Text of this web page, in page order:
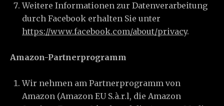
Weitere Informationen zur Datenverarbeitung
durch Facebook erhalten Sie unter
https://www.facebook.com/about/privacy.
Amazon-Partnerprogramm
Wir nehmen am Partnerprogramm von
Amazon (Amazon EU S.à.r.l, die Amazon